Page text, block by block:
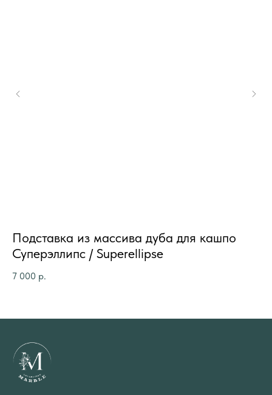
Подставка из массива дуба для кашпо
Суперэллипс / Superellipse
7 000 р.